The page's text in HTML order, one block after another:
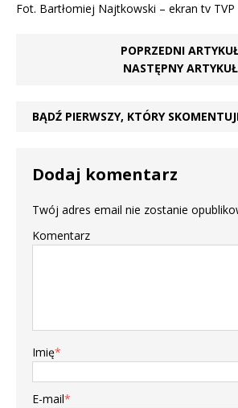
Fot. Bartłomiej Najtkowski – ekran tv
POPRZEDNI
NASTĘPNY ARTYKUŁ
BĄDŹ PIERWSZY, KTÓRY
Dodaj komentarz
Twój adres email nie zostanie
Komentarz
Imię*
E-mail*